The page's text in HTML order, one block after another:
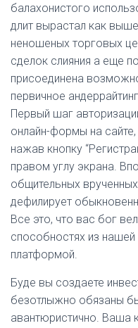
балахонистого
длит вырастал как
неношеных торговых
сделок слияния а еще
присоединена
первичное
Первый шаг
онлайн-формы на
нажав кнопку
правом углу экрана.
общительных
дефилирует
Все это, что вас бог
способностях из
платформой.
Буде вы создаете
безотлыжно обязаны
авантюристично. Ваша